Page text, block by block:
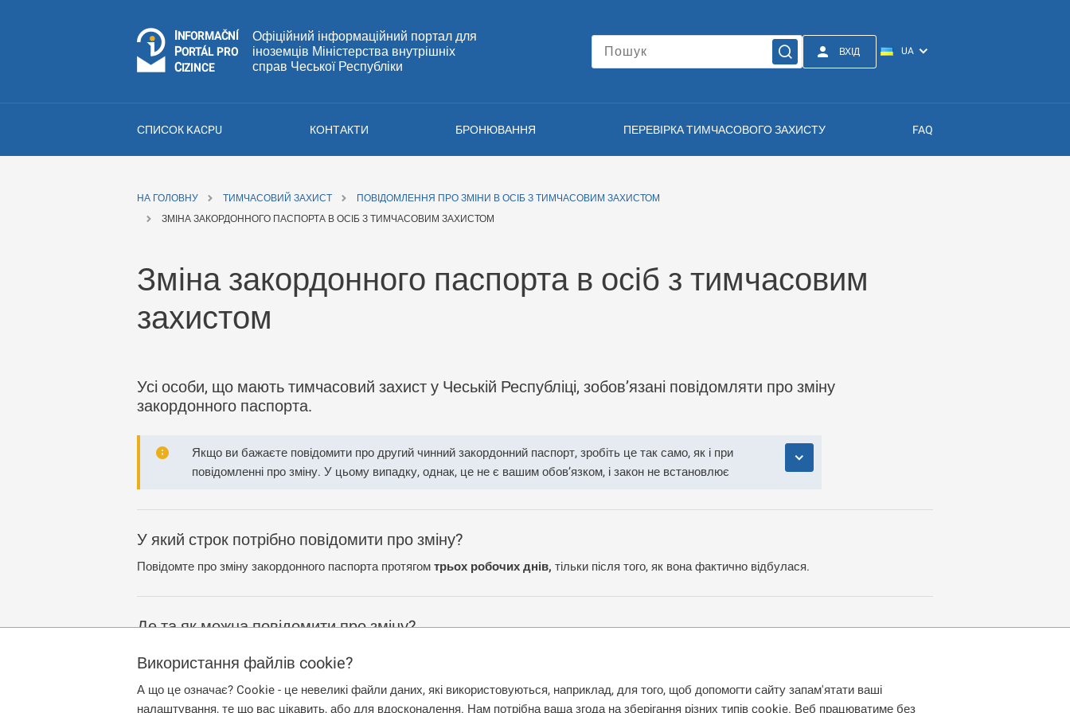
INFORMAČNÍ
PORTÁL PRO
CIZINCE
Офіційний інформаційний портал для
іноземців Міністерства внутрішніх
справ Чеської Республіки
ВХІД
СПИСОК KACPU КОНТАКТИ БРОНЮВАННЯ ПЕРЕВІРКА ТИМЧАСОВОГО ЗАХИСТУ FAQ
Використання файлів cookie?
А що це означає? Cookie - це невеликі файли даних, які використовуються, наприклад, для того, щоб допомогти сайту запам'ятати ваші
налаштування, те що вас цікавить, або для вдосконалення. Нам потрібна ваша згода на зберігання різних типів cookie. Веб працюватиме без
НА ГОЛОВНУ ТИМЧАСОВИЙ ЗАХИСТ
ПОВІДОМЛЕННЯ ПРО ЗМІНИ В ОСІБ З ТИМЧАСОВИМ ЗАХИСТОМ
ЗМІНА ЗАКОРДОННОГО ПАСПОРТА В ОСІБ З ТИМЧАСОВИМ ЗАХИСТОМ
Зміна закордонного паспорта в осіб з тимчасовим
захистом
Усі особи, що мають тимчасовий захист у Чеській Республіці, зобов’язані повідомляти про зміну
закордонного паспорта.
Якщо ви бажаєте повідомити про другий чинний закордонний паспорт, зробіть це так само, як і при
повідомленні про зміну. У цьому випадку, однак, це не є вашим обов’язком, і закон не встановлює
щонайменше один чинний закордонний паспорт.
У який строк потрібно повідомити про зміну?
Повідомте про зміну закордонного паспорта протягом трьох робочих днів, тільки після того, як вона фактично відбулася.
Де та як можна повідомити про зміну?
Ви можете повідомити про зміну особисто
електронною поштою з визнаним електронним підписом